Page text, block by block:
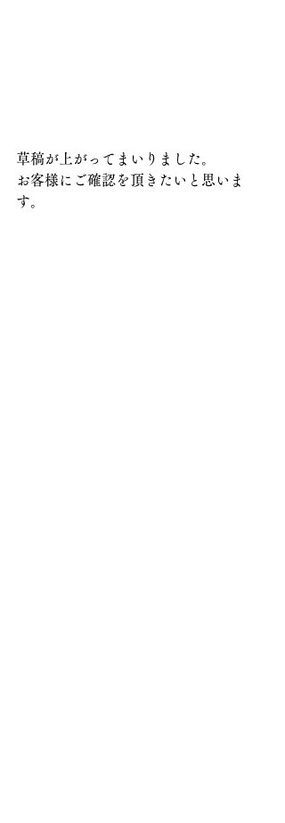
草稿が上がってまいりました。
お客様にご確認を頂きたいと思いま
す。